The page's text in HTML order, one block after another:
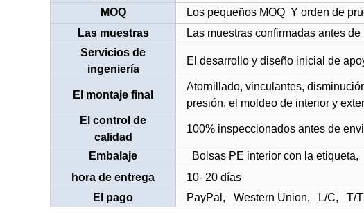
MOQ Los pequeños MOQ Y orden de
Las muestras
Las muestras confirmadas antes
Servicios de
ingeniería
El desarrollo y diseño inicial de
El montaje final
Atornillado, vinculantes,
presión, el moldeo de interior y
El control de
calidad
100% inspeccionados antes de
Embalaje Bolsas PE interior con la etiqueta,
hora de entrega
10- 20 días
El pago
PayPal, Western Union, L/C, T/T